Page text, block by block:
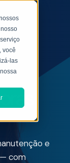
você
las
e
com